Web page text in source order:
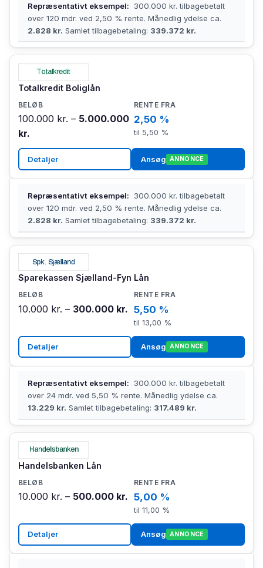
Repræsentativt eksempel: 300.000 kr. tilbagebetalt
over 120 mdr. ved 2,50 % rente. Månedlig ydelse ca.
2.828 kr. Samlet tilbagebetaling: 339.372 kr.
Totalkredit Boliglån
100.000 kr. – 5.000.000
kr.
2,50 %
til 5,50 %
Detaljer Ansøg ANNONCE
Repræsentativt eksempel: 300.000 kr. tilbagebetalt
over 120 mdr. ved 2,50 % rente. Månedlig ydelse ca.
2.828 kr. Samlet tilbagebetaling: 339.372 kr.
Sparekassen Sjælland-Fyn Lån
10.000 kr. – 300.000 kr. 5,50 %
til 13,00 %
Detaljer Ansøg ANNONCE
Repræsentativt eksempel: 300.000 kr. tilbagebetalt
over 24 mdr. ved 5,50 % rente. Månedlig ydelse ca.
13.229 kr. Samlet tilbagebetaling: 317.489 kr.
Handelsbanken Lån
10.000 kr. – 500.000 kr. 5,00 %
til 11,00 %
Detaljer Ansøg ANNONCE